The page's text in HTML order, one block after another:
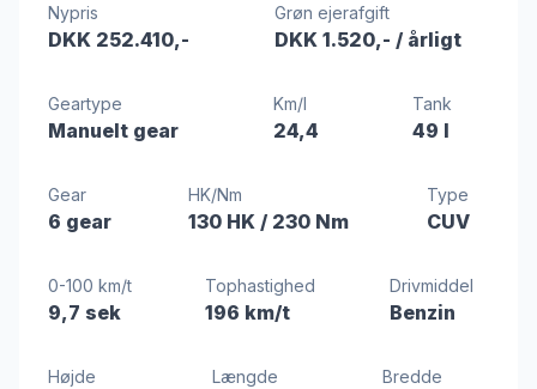
Nypris
DKK 252.410,-
Grøn ejerafgift
DKK 1.520,- / årligt
Geartype
Manuelt gear
Km/l
24,4
Tank
49 l
Gear
6 gear
HK/Nm
130 HK / 230 Nm
Type
CUV
0-100 km/t
9,7 sek
Tophastighed
196 km/t
Drivmiddel
Benzin
Højde Længde Bredde